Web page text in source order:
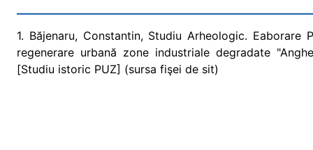
1. Băjenaru, Constantin, Studiu Arheologic. Eaborare
regenerare urbană zone industriale degradate
[Studiu istoric PUZ] (sursa fişei de sit)